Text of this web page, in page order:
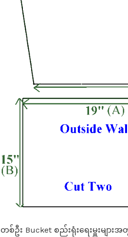
တစ်ဦး Bucket စည်းရုံးရေးမှူးမျာ